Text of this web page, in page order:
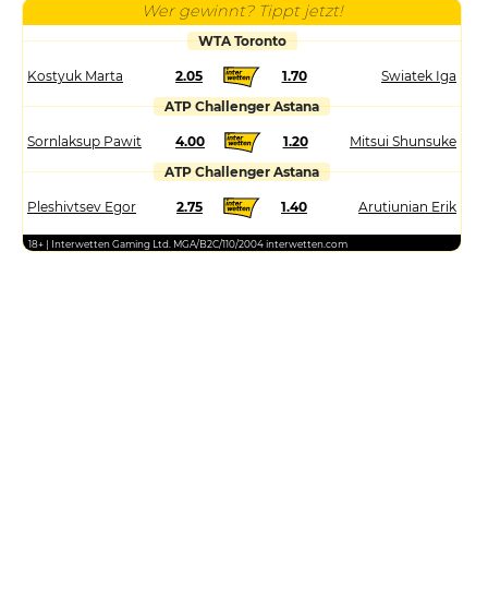
Wer gewinnt? Tippt jetzt!
WTA Toronto
Kostyuk Marta 2.05 1.70
Swiatek Iga
ATP Challenger Astana
Sornlaksup Pawit 4.00 1.20
Mitsui Shunsuke
ATP Challenger Astana
Pleshivtsev Egor 2.75 1.40 Arutiunian Erik
18+ | Interwetten Gaming Ltd. MGA/B2C/110/2004 interwetten.com